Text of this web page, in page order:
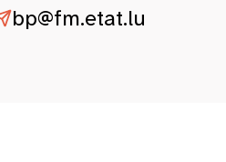
bp@fm.etat.lu